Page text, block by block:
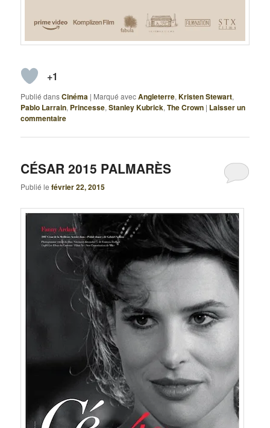
+1
Publié dansCinéma | Marqué avecAngleterre,Kristen Stewart,
Pablo Larrain, Princesse,Stanley Kubrick,The Crown | Laisser un
commentaire
CÉSAR 2015 PALMARÈS
Publié lefévrier 22, 2015